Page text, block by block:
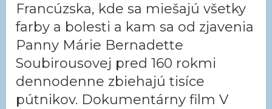
Francúzska, kde sa miešajú všetky
farby a bolesti a kam sa od zjavenia
Panny Márie Bernadette
Soubirousovej pred 160 rokmi
dennodenne zbiehajú tisíce
pútnikov. Dokumentárny film V